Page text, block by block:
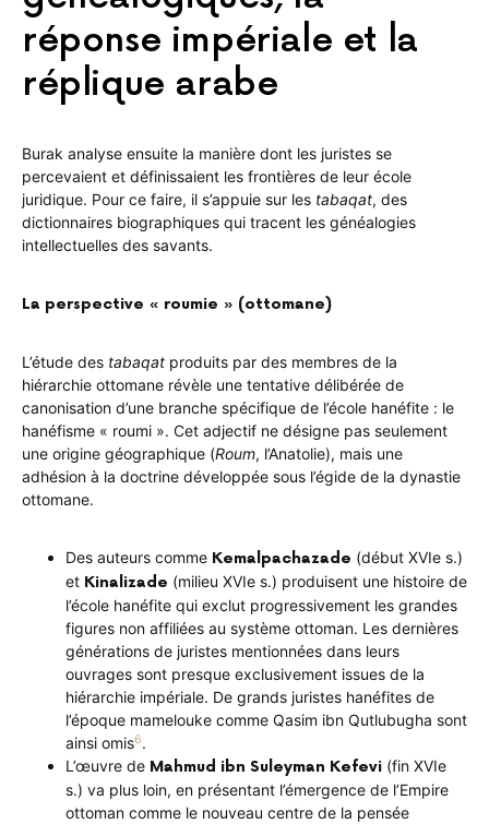
réponse impériale et la
réplique arabe
Burak analyse ensuite la manière dont les juristes se
percevaient et définissaient les frontières de leur école
juridique. Pour ce faire, il s’appuie sur les tabaqat, des
dictionnaires biographiques qui tracent les généalogies
intellectuelles des savants.
La perspective « roumie » (ottomane)
L’étude des tabaqat produits par des membres de la
hiérarchie ottomane révèle une tentative délibérée de
canonisation d’une branche spécifique de l’école hanéfite : le
hanéfisme « roumi ». Cet adjectif ne désigne pas seulement
une origine géographique (Roum, l’Anatolie), mais une
adhésion à la doctrine développée sous l’égide de la dynastie
ottomane.
Des auteurs comme Kemalpachazade (début XVIe s.)
et Kinalizade (milieu XVIe s.) produisent une histoire de
l’école hanéfite qui exclut progressivement les grandes
figures non affiliées au système ottoman. Les dernières
générations de juristes mentionnées dans leurs
ouvrages sont presque exclusivement issues de la
hiérarchie impériale. De grands juristes hanéfites de
l’époque mamelouke comme Qasim ibn Qutlubugha sont
ainsi omis6.
L’œuvre de Mahmud ibn Suleyman Kefevi (fin XVIe
s.) va plus loin, en présentant l’émergence de l’Empire
ottoman comme le nouveau centre de la pensée